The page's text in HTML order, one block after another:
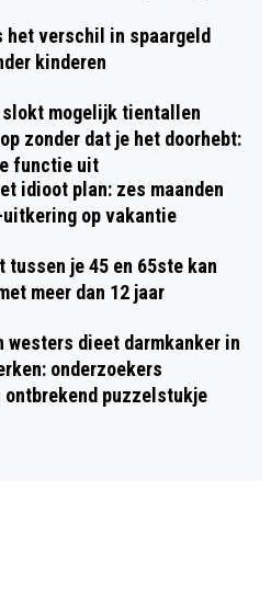
het verschil in spaargeld
kinderen
slokt mogelijk tientallen
zonder dat je het doorhebt:
functie uit
idioot plan: zes maanden
uitkering op vakantie
tussen je 45 en 65ste kan
meer dan 12 jaar
westers dieet darmkanker in
onderzoekers
ontbrekend puzzelstukje